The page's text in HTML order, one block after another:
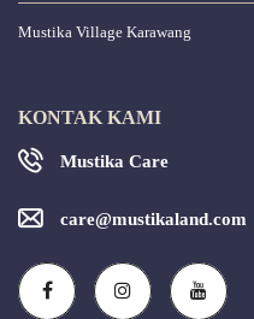
Mustika Village Karawang
KONTAK KAMI
Mustika Care
care@mustikaland.com